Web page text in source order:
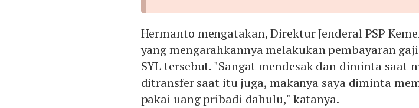
Hermanto mengatakan, Direktur Jenderal PSP
yang mengarahkannya melakukan pembayaran
SYL tersebut. "Sangat mendesak dan diminta saat
ditransfer saat itu juga, makanya saya diminta
pakai uang pribadi dahulu," katanya.